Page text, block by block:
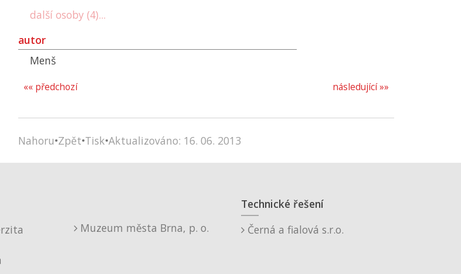
další osoby (4)...
autor
Menš
následující »»
«« předchozí
Nahoru•Zpět•Tisk•Aktualizováno: 16. 06. 2013
Muzeum města Brna, p. o.
Technické řešení
Černá a fialová s.r.o.